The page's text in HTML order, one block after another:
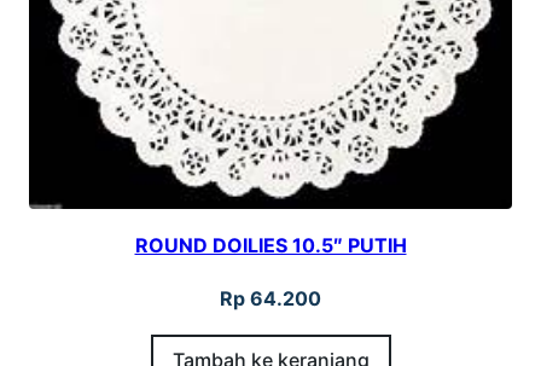
ROUND DOILIES 10.5″ PUTIH
Rp 64.200
Tambah ke keranjang